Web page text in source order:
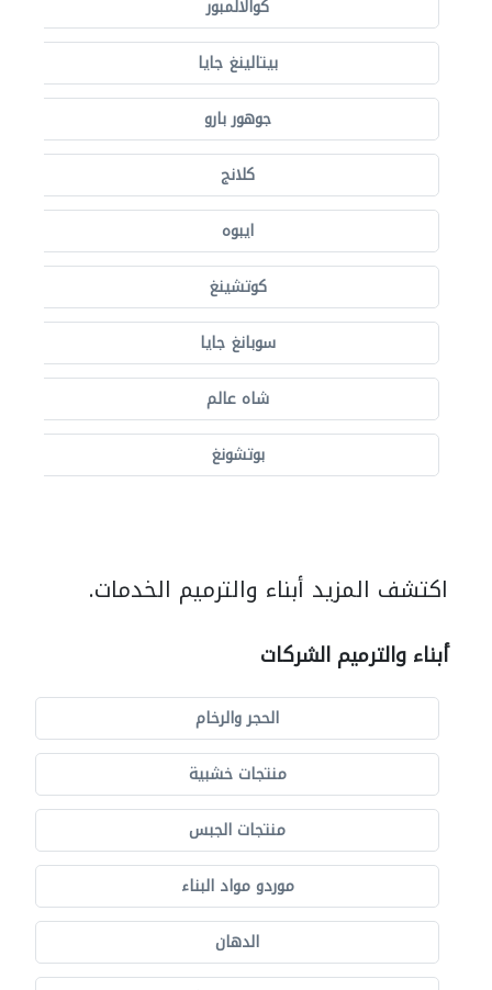
كوالالمبور
بيتالينغ جايا
جوهور بارو
كلانج
ايبوه
كوتشينغ
سوبانغ جايا
شاه عالم
بوتشونغ
اكتشف المزيد أبناء والترميم الخدمات.
أبناء والترميم الشركات
الحجر والرخام
منتجات خشبية
منتجات الجبس
موردو مواد البناء
الدهان